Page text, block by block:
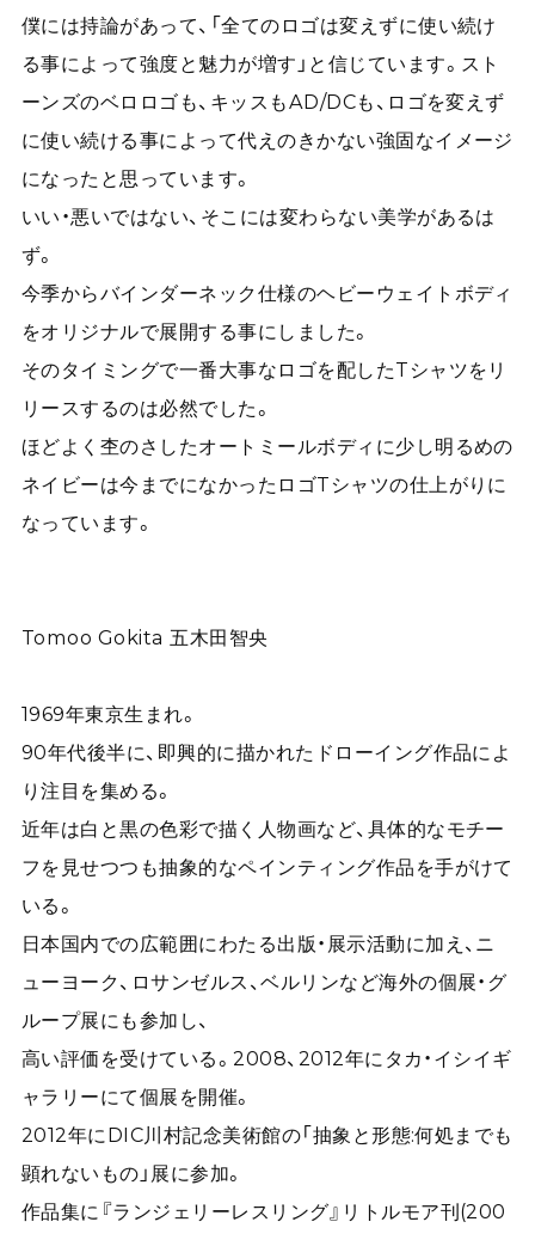
僕には持論があって、「全てのロゴは変えずに使い続け
る事によって強度と魅力が増す」と信じています。スト
ーンズのベロロゴも、キッスもAD/DCも、ロゴを変えず
に使い続ける事によって代えのきかない強固なイメージ
になったと思っています。
いい・悪いではない、そこには変わらない美学があるは
ず。
今季からバインダーネック仕様のヘビーウェイトボディ
をオリジナルで展開する事にしました。
そのタイミングで一番大事なロゴを配したTシャツをリ
リースするのは必然でした。
ほどよく杢のさしたオートミールボディに少し明るめの
ネイビーは今までになかったロゴTシャツの仕上がりに
なっています。
Tomoo Gokita 五木田智央
1969年東京生まれ。
90年代後半に、即興的に描かれたドローイング作品によ
り注目を集める。
近年は白と黒の色彩で描く人物画など、具体的なモチー
フを見せつつも抽象的なペインティング作品を手がけて
いる。
日本国内での広範囲にわたる出版・展示活動に加え、ニ
ューヨーク、ロサンゼルス、ベルリンなど海外の個展・グ
ループ展にも参加し、
高い評価を受けている。2008、2012年にタカ・イシイギ
ャラリーにて個展を開催。
2012年にDIC川村記念美術館の「抽象と形態:何処までも
顕れないもの」展に参加。
作品集に『ランジェリーレスリング』リトルモア刊(200